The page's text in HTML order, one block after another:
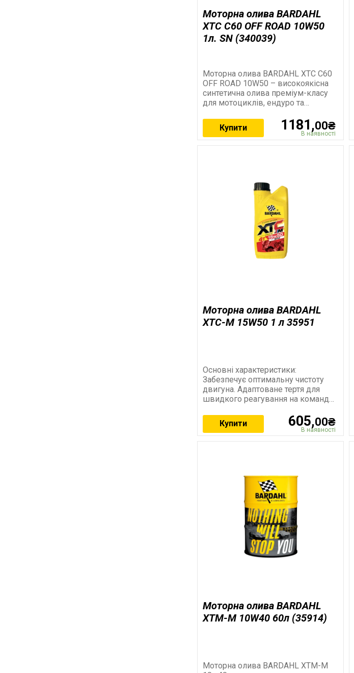
Моторна олива BARDAHL
XTC C60 OFF ROAD 10W50
1л. SN (340039)
Моторна олива BARDAHL XTC C60
OFF ROAD 10W50 – високоякісна
синтетична олива преміум-класу
для мотоциклів, ендуро та
1181,00₴
В наявності
Купити
Моторна олива BARDAHL
XTC-M 15W50 1 л 35951
Основні характеристики:
Забезпечує оптимальну чистоту
двигуна. Адаптоване тертя для
швидкого реагування на команди
Антикорозійні та антипіничні
605,00₴
В наявності
Купити
Моторна олива BARDAHL
XTM-M 10W40 60л (35914)
Моторна олива BARDAHL XTM-M